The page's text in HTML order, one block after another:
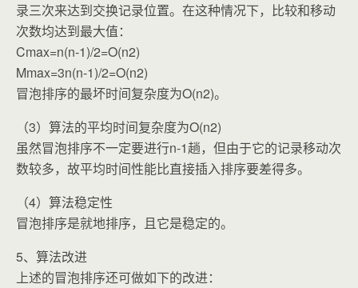
录三次来达到交换记录位置。在这种情况下，比较和移动
次数均达到最大值：
Cmax=n(n-1)/2=O(n2)
Mmax=3n(n-1)/2=O(n2)
冒泡排序的最坏时间复杂度为O(n2)。
（3）算法的平均时间复杂度为O(n2)
虽然冒泡排序不一定要进行n-1趟，但由于它的记录移动次
数较多，故平均时间性能比直接插入排序要差得多。
（4）算法稳定性
冒泡排序是就地排序，且它是稳定的。
5、算法改进
上述的冒泡排序还可做如下的改进：